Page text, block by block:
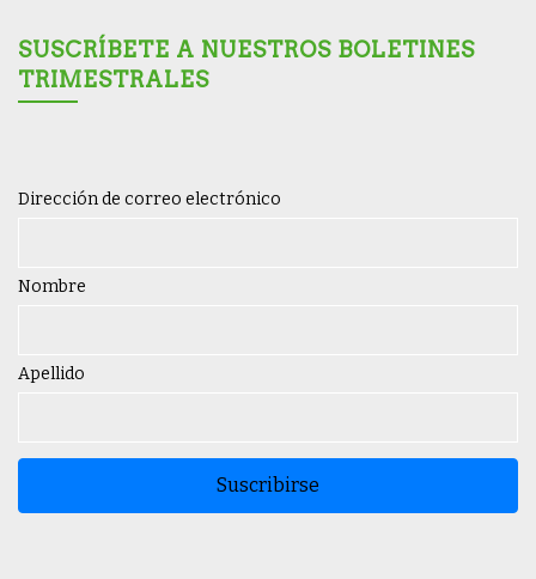
SUSCRÍBETE A NUESTROS BOLETINES
TRIMESTRALES
Dirección de correo electrónico
Nombre
Apellido
Suscribirse